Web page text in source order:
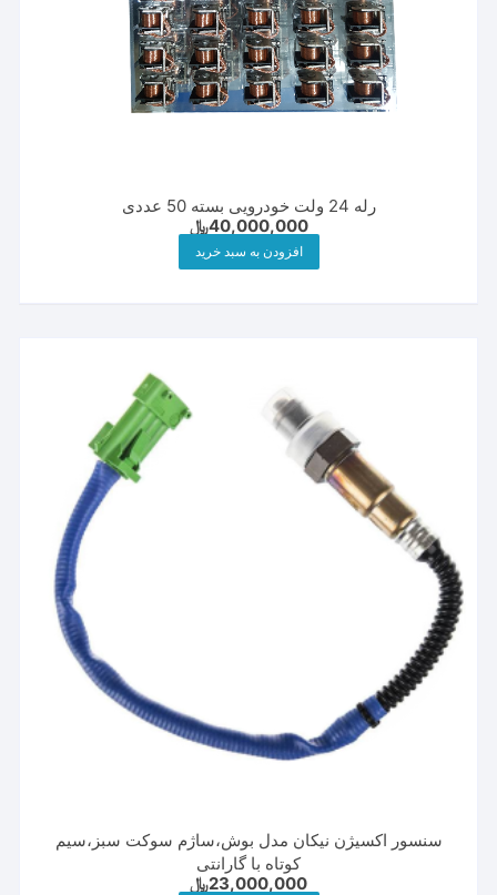
رله 24 ولت خودرویی بسته 50 عددی
40,000,000﷼
افزودن به سبد خرید
سنسور اکسیژن نیکان مدل بوش،ساژم سوکت سبز،سیم
کوتاه با گارانتی
23,000,000﷼